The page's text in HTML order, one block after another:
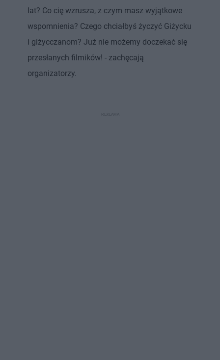
lat? Co cię wzrusza, z czym masz wyjątkowe
wspomnienia? Czego chciałbyś życzyć Giżycku
i giżycczanom? Już nie możemy doczekać się
przesłanych filmików! - zachęcają
organizatorzy.